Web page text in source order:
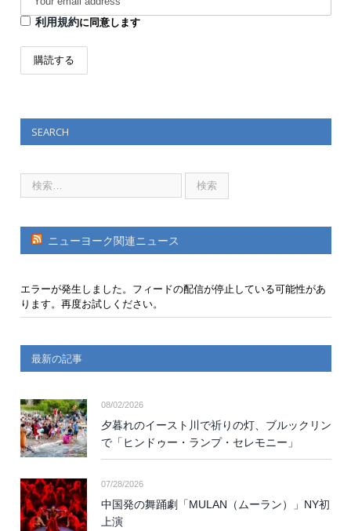
利用規約に同意します
SEARCH
ニューヨーク関連ニュース
エラーが発生しました。フィードの配信が停止している可能性があ
ります。再度お試しください。
最新の記事
08/02/2026
夕暮れのイースト川で祈りの灯、ブルックリン
で「ヒンドゥー・ランプ・セレモニー」
07/28/2026
中国発の舞踊劇「MULAN（ムーラン）」NY初
上演